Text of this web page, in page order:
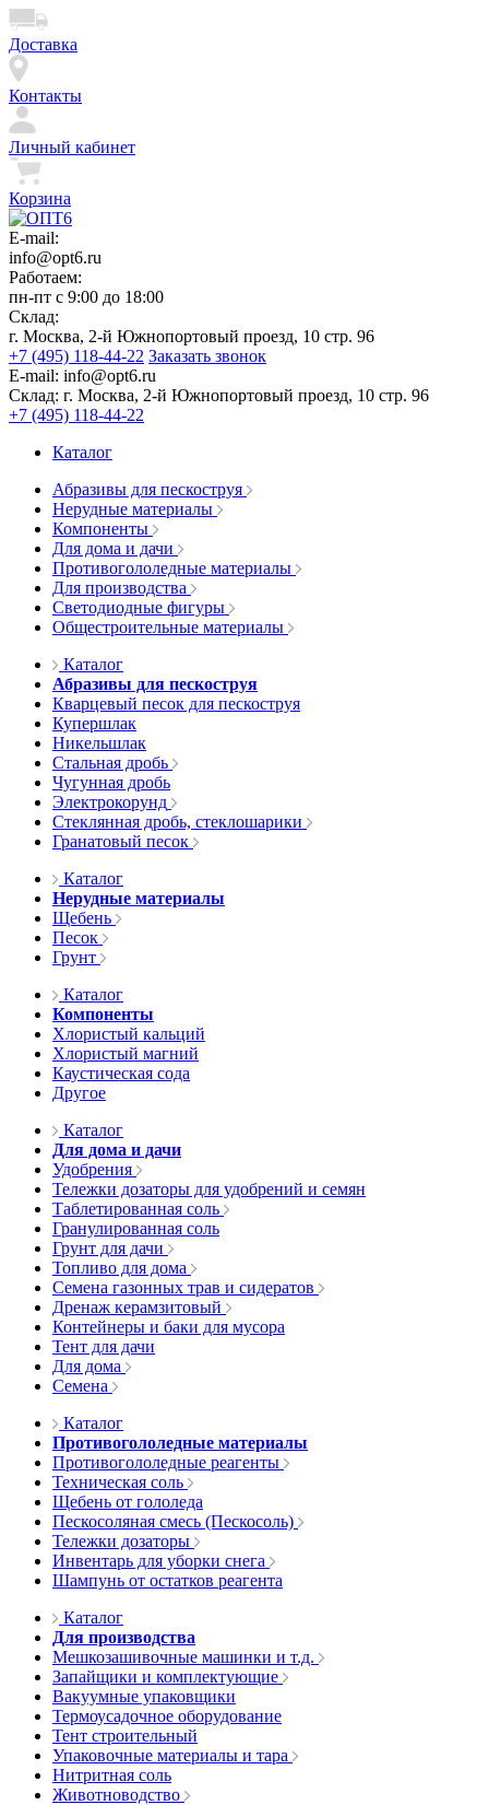
Доставка
Контакты
Личный кабинет
Корзина
E-mail:
info@opt6.ru
Работаем:
пн-пт с 9:00 до 18:00
Склад:
г. Москва, 2-й Южнопортовый проезд, 10 стр. 96
+7 (495) 118-44-22 Заказать звонок
E-mail: info@opt6.ru
Склад: г. Москва, 2-й Южнопортовый проезд, 10 стр. 96
+7 (495) 118-44-22
Каталог
Абразивы для пескоструя
Нерудные материалы
Компоненты
Для дома и дачи
Противогололедные материалы
Для производства
Светодиодные фигуры
Общестроительные материалы
Каталог
Абразивы для пескоструя
Кварцевый песок для пескоструя
Купершлак
Никельшлак
Стальная дробь
Чугунная дробь
Электрокорунд
Стеклянная дробь, стеклошарики
Гранатовый песок
Каталог
Нерудные материалы
Щебень
Песок
Грунт
Каталог
Компоненты
Хлористый кальций
Хлористый магний
Каустическая сода
Другое
Каталог
Для дома и дачи
Удобрения
Тележки дозаторы для удобрений и семян
Таблетированная соль
Гранулированная соль
Грунт для дачи
Топливо для дома
Семена газонных трав и сидератов
Дренаж керамзитовый
Контейнеры и баки для мусора
Тент для дачи
Для дома
Семена
Каталог
Противогололедные материалы
Противогололедные реагенты
Техническая соль
Щебень от гололеда
Пескосоляная смесь (Пескосоль)
Тележки дозаторы
Инвентарь для уборки снега
Шампунь от остатков реагента
Каталог
Для производства
Мешкозашивочные машинки и т.д.
Запайщики и комплектующие
Вакуумные упаковщики
Термоусадочное оборудование
Тент строительный
Упаковочные материалы и тара
Нитритная соль
Животноводство